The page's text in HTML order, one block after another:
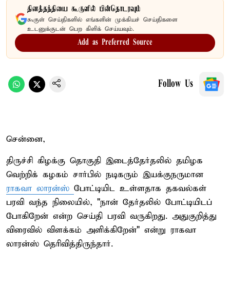
தினத்தந்தியை கூகுளில் பின்தொடரவும்
கூகுள் செய்திகளில் எங்களின் முக்கியச் செய்திகளை
உடனுக்குடன் பெற கிளிக் செய்யவும்.
Add as Preferred Source
Follow Us
சென்னை,
திருச்சி கிழக்கு தொகுதி இடைத்தேர்தலில் தமிழக
வெற்றிக் கழகம் சார்பில் நடிகரும் இயக்குநருமான
ராகவா லாரன்ஸ் போட்டியிட உள்ளதாக தகவல்கள்
பரவி வந்த நிலையில், "நான் தேர்தலில் போட்டியிடப்
போகிறேன் என்ற செய்தி பரவி வருகிறது. அதுகுறித்து
விரைவில் விளக்கம் அளிக்கிறேன்" என்று ராகவா
லாரன்ஸ் தெரிவித்திருந்தார்.